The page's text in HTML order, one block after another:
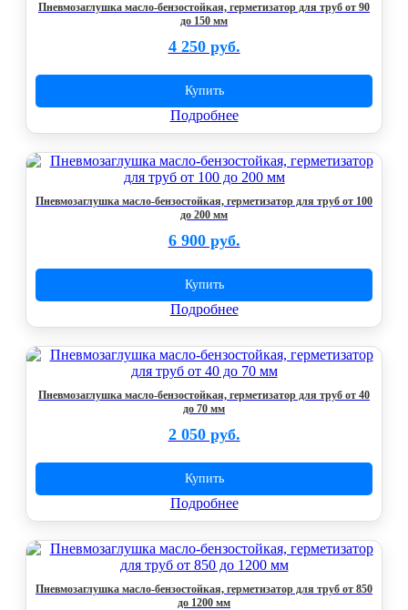
Пневмозаглушка масло-бензостойкая, герметизатор для труб от 90
до 150 мм
4 250 руб.
Купить
Подробнее
Пневмозаглушка масло-бензостойкая, герметизатор для труб от 100
до 200 мм
6 900 руб.
Купить
Подробнее
Пневмозаглушка масло-бензостойкая, герметизатор для труб от 40
до 70 мм
2 050 руб.
Купить
Подробнее
Пневмозаглушка масло-бензостойкая, герметизатор для труб от 850
до 1200 мм